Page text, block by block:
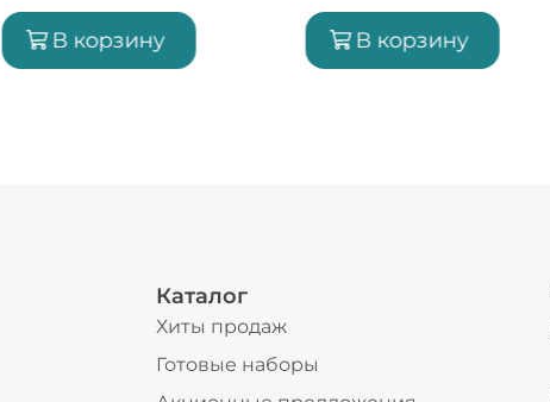
В корзину В корзину
Каталог
Хиты продаж
Готовые наборы